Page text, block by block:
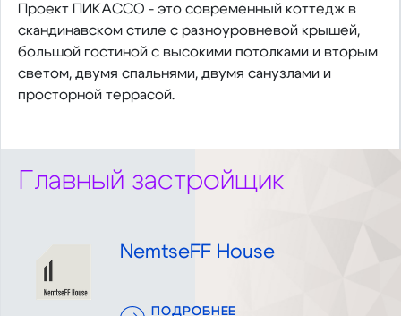
Проект ПИКАССО - это современный коттедж в
скандинавском стиле с разноуровневой крышей,
большой гостиной с высокими потолками и вторым
светом, двумя спальнями, двумя санузлами и
просторной террасой.
Главный застройщик
NemtseFF House
ПОДРОБНЕЕ